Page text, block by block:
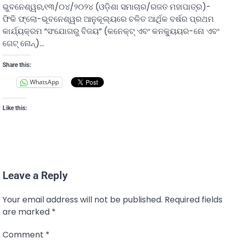
ଭୁବନେଶ୍ୱର,୧୩/୦୪/୨୦୨୪ (ଓଡ଼ିଶା ସମାଚାର/ରଜତ ମହାପାତ୍ର)-
ଫିକି ଫ୍ଲୋ-ଭୂବନେଶ୍ୱର ଆନୁକୂଲ୍ୟରେ ଚଳିତ ଆର୍ଥିକ ବର୍ଷର ପ୍ରଥମ
କାର୍ଯ୍ୟକ୍ରମ “ସଂଯୋଗରୁ ବିଜୟ” (କନେକ୍ଟ୍ ଏବଂ କନକୁ୍ୟୟର-ନୋ ଏବଂ
ଗେଟ୍ ନୋନ୍)…
Share this:
WhatsApp
Like this:
Leave a Reply
Your email address will not be published. Required fields
are marked *
Comment *